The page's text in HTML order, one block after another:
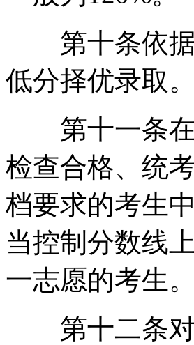
第十条依据
低分择优录取。
第十一条在
检查合格、统
档要求的考生
当控制分数线
一志愿的考生。
第十二条对